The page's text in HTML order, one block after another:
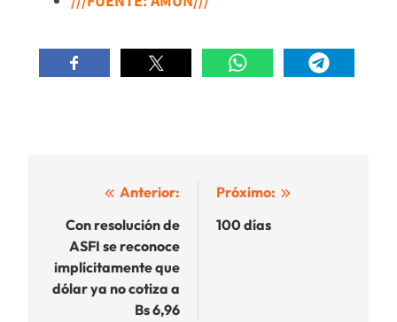
Navegación
de
entradas
Anterior:
Con resolución de
ASFI se reconoce
implícitamente que
dólar ya no cotiza a
Bs 6,96
Próximo:
100 días